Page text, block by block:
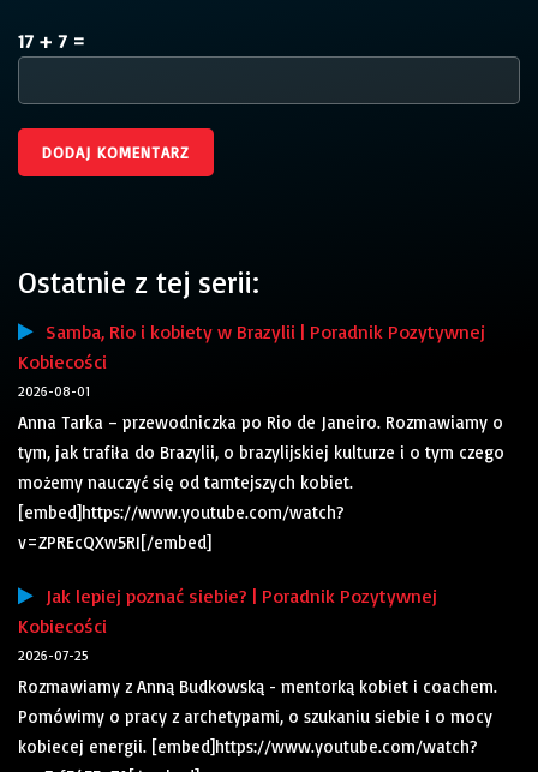
17 + 7 =
Ostatnie z tej serii:
Samba, Rio i kobiety w Brazylii | Poradnik Pozytywnej
Kobiecości
2026-08-01
Anna Tarka – przewodniczka po Rio de Janeiro. Rozmawiamy o
tym, jak trafiła do Brazylii, o brazylijskiej kulturze i o tym czego
możemy nauczyć się od tamtejszych kobiet.
[embed]https://www.youtube.com/watch?
v=ZPREcQXw5RI[/embed]
Jak lepiej poznać siebie? | Poradnik Pozytywnej
Kobiecości
2026-07-25
Rozmawiamy z Anną Budkowską - mentorką kobiet i coachem.
Pomówimy o pracy z archetypami, o szukaniu siebie i o mocy
kobiecej energii. [embed]https://www.youtube.com/watch?